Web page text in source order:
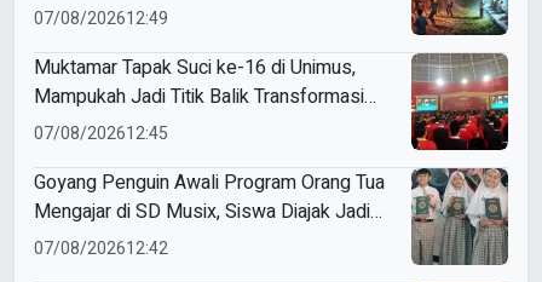
07/08/202612:49
Muktamar Tapak Suci ke-16 di Unimus,
Mampukah Jadi Titik Balik Transformasi
Organisasi?
07/08/202612:45
Goyang Penguin Awali Program Orang Tua
Mengajar di SD Musix, Siswa Diajak Jadi
Juara di Mata Allah
07/08/202612:42